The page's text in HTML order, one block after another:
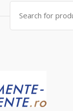
Search
for: